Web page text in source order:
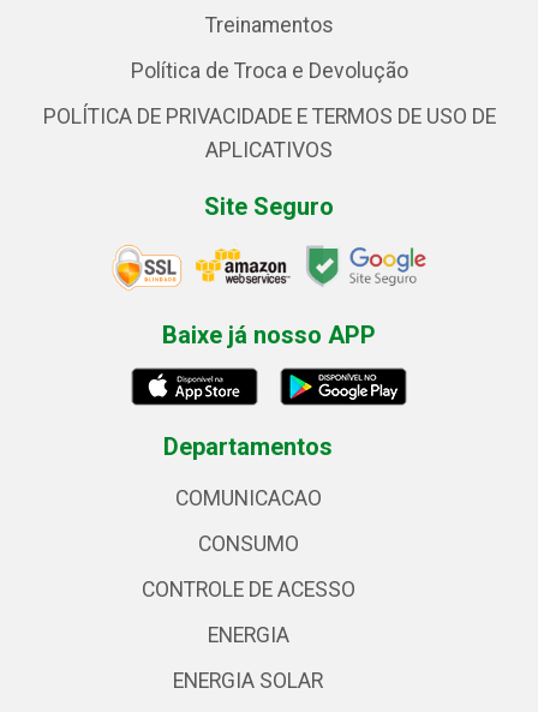
Treinamentos
Política de Troca e Devolução
POLÍTICA DE PRIVACIDADE E TERMOS DE USO DE
APLICATIVOS
Site Seguro
Baixe já nosso APP
Departamentos
COMUNICACAO
CONSUMO
CONTROLE DE ACESSO
ENERGIA
ENERGIA SOLAR